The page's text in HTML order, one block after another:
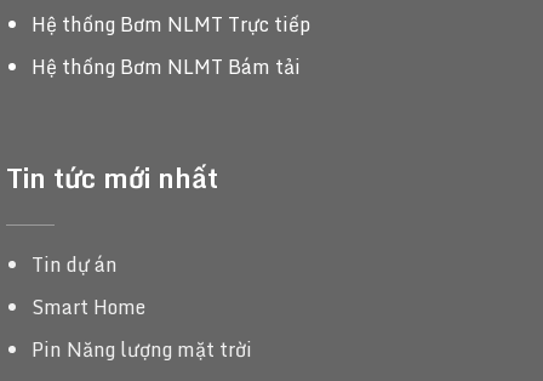
Hệ thống Bơm NLMT Trực tiếp
Hệ thống Bơm NLMT Bám tải
Tin tức mới nhất
Tin dự án
Smart Home
Pin Năng lượng mặt trời